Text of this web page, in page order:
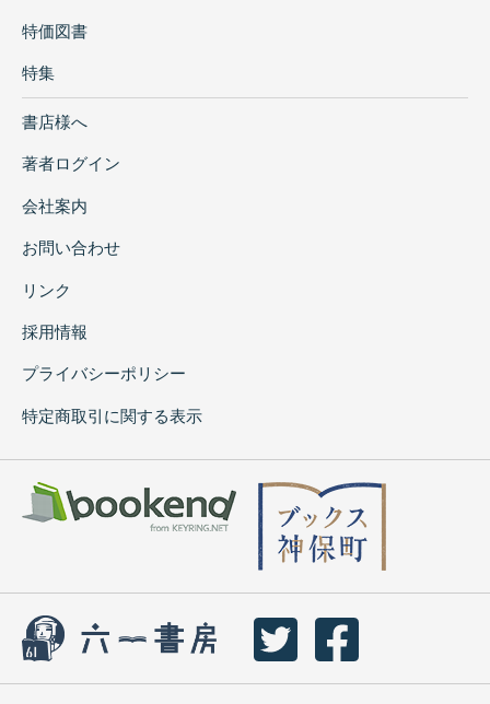
特価図書
特集
書店様へ
著者ログイン
会社案内
お問い合わせ
リンク
採用情報
プライバシーポリシー
特定商取引に関する表示